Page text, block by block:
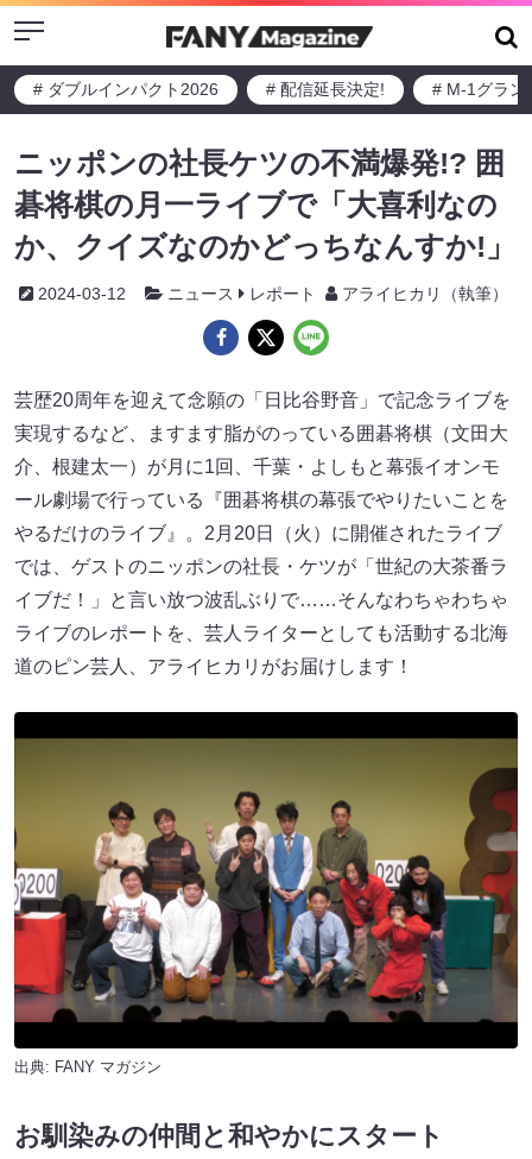
Menu
# ダブルインパクト2026 # 配信延長決定! # M-1グラン
ニッポンの社長ケツの不満爆発!? 囲
碁将棋の月一ライブで「大喜利なの
か、クイズなのかどっちなんすか!」
2024-03-12 ニュース レポート アライヒカリ（執筆）
芸歴20周年を迎えて念願の「日比谷野音」で記念ライブを
実現するなど、ますます脂がのっている囲碁将棋（文田大
介、根建太一）が月に1回、千葉・よしもと幕張イオンモ
ール劇場で行っている『囲碁将棋の幕張でやりたいことを
やるだけのライブ』。2月20日（火）に開催されたライブ
では、ゲストのニッポンの社長・ケツが「世紀の大茶番ラ
イブだ！」と言い放つ波乱ぶりで……そんなわちゃわちゃ
ライブのレポートを、芸人ライターとしても活動する北海
道のピン芸人、アライヒカリがお届けします！
出典: FANY マガジン
お馴染みの仲間と和やかにスタート